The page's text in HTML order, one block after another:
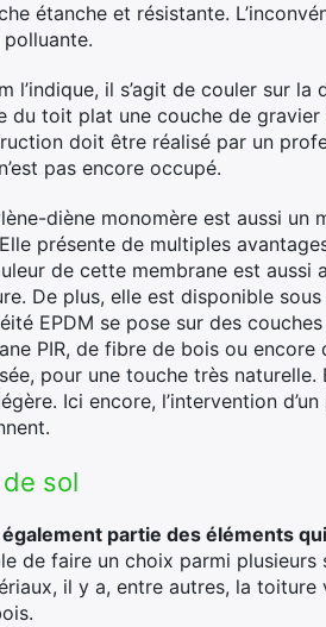
étanche et résistante.
il s’agit de couler sur la
du toit plat une couche de
doit être réalisé par un
pas encore occupé.
diène monomère est aussi un
présente de multiples
de cette membrane est aussi
De plus, elle est disponible
EPDM se pose sur des couches
PIR, de fibre de bois ou encore
pour une touche très naturelle.
Ici encore, l’intervention
sol
partie des éléments
de faire un choix parmi plusieurs
il y a, entre autres, la toiture